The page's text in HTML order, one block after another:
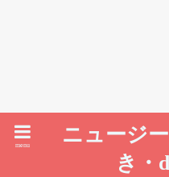
ニュージ
き・
menu